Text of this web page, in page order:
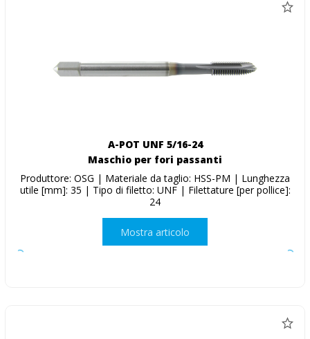
A-POT UNF 5/16-24
Maschio per fori passanti
Produttore: OSG | Materiale da taglio: HSS-PM | Lunghezza
utile [mm]: 35 | Tipo di filetto: UNF | Filettature [per pollice]:
24
Mostra articolo